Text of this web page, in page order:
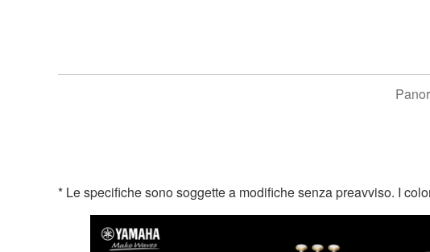
* Le specifiche sono soggette a modifiche senza preavviso. I